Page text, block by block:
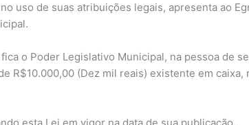
uso de suas atribuições legais, apresenta ao
o Poder Legislativo Municipal, na pessoa de
R$10.000,00 (Dez mil reais) existente em caixa,